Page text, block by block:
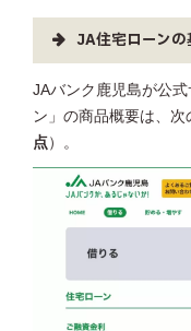
JA住宅ローン
JAバンク鹿児島が公
ン」の商品概要は、次
点）。